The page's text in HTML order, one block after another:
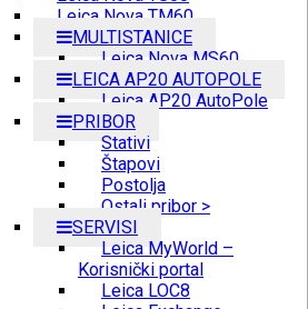
Leica Nova TM60
MULTISTANICE
Leica Nova MS60
LEICA AP20 AUTOPOLE
Leica AP20 AutoPole
PRIBOR
Stativi
Štapovi
Postolja
Ostali pribor >
SERVISI
Leica MyWorld –
Korisnički portal
Leica LOC8